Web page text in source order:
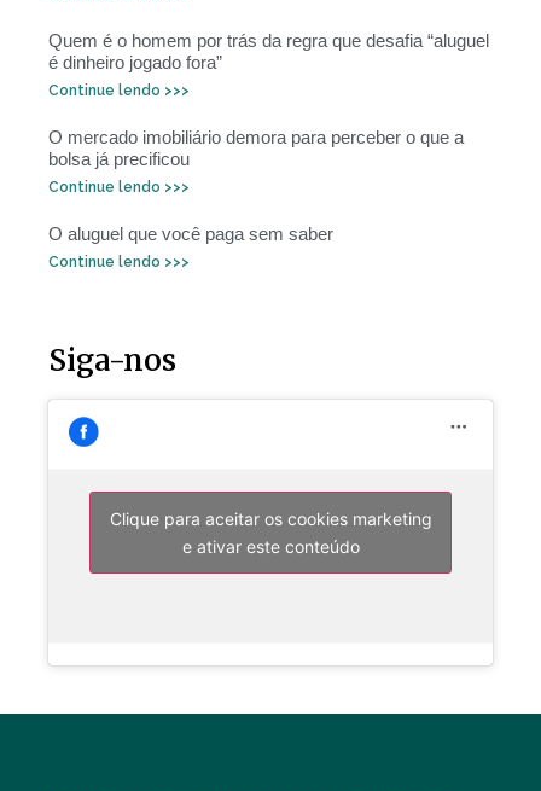
Quem é o homem por trás da regra que desafia “aluguel
é dinheiro jogado fora”
Continue lendo >>>
O mercado imobiliário demora para perceber o que a
bolsa já precificou
Continue lendo >>>
O aluguel que você paga sem saber
Continue lendo >>>
Siga-nos
Clique para aceitar os cookies marketing
e ativar este conteúdo